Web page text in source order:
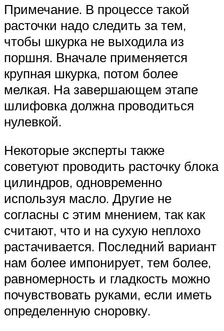
Примечание. В процессе такой
расточки надо следить за тем,
чтобы шкурка не выходила из
поршня. Вначале применяется
крупная шкурка, потом более
мелкая. На завершающем этапе
шлифовка должна проводиться
нулевкой.
Некоторые эксперты также
советуют проводить расточку блока
цилиндров, одновременно
используя масло. Другие не
согласны с этим мнением, так как
считают, что и на сухую неплохо
растачивается. Последний вариант
нам более импонирует, тем более,
равномерность и гладкость можно
почувствовать руками, если иметь
определенную сноровку.